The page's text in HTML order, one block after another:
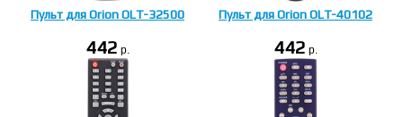
Пульт для Orion OLT-32500
442 p.
Пульт для Orion OLT-40102
442 p.